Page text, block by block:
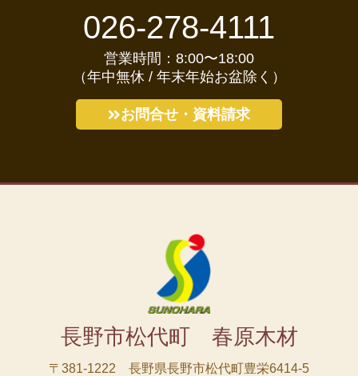
026-278-4111
営業時間：8:00〜18:00
（年中無休 / 年末年始お盆除く）
お問合せ・資料請求
長野市松代町 春原木材
〒381-1222 長野県長野市松代町豊栄6414-5